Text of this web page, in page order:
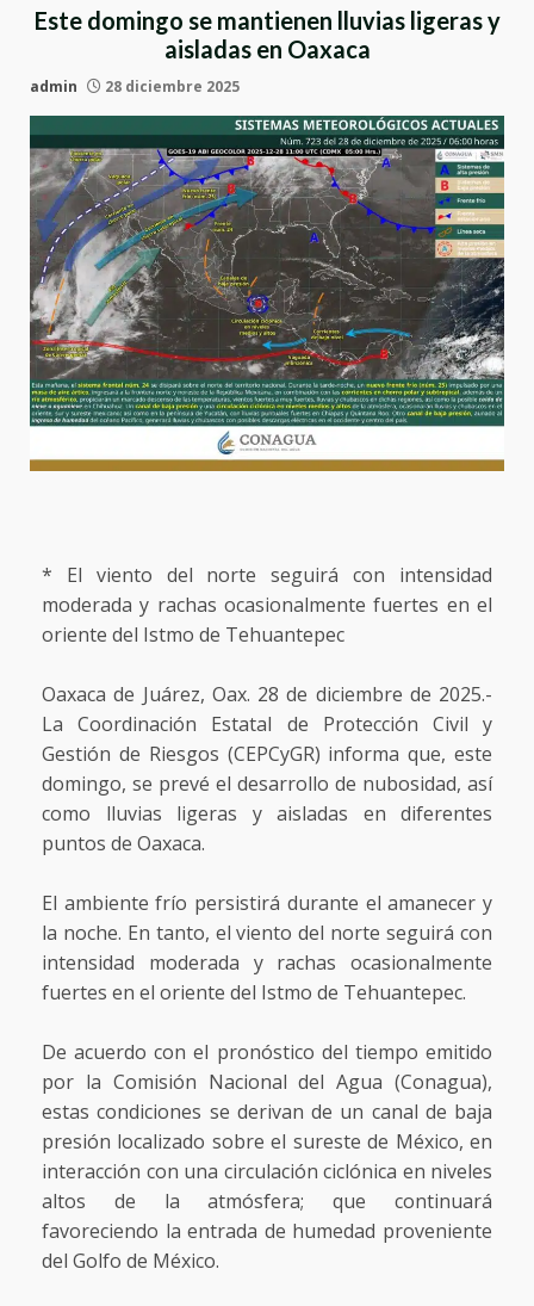
Este domingo se mantienen lluvias ligeras y
aisladas en Oaxaca
admin 28 diciembre 2025
* El viento del norte seguirá con intensidad
moderada y rachas ocasionalmente fuertes en el
oriente del Istmo de Tehuantepec
Oaxaca de Juárez, Oax. 28 de diciembre de 2025.-
La Coordinación Estatal de Protección Civil y
Gestión de Riesgos (CEPCyGR) informa que, este
domingo, se prevé el desarrollo de nubosidad, así
como lluvias ligeras y aisladas en diferentes
puntos de Oaxaca.
El ambiente frío persistirá durante el amanecer y
la noche. En tanto, el viento del norte seguirá con
intensidad moderada y rachas ocasionalmente
fuertes en el oriente del Istmo de Tehuantepec.
De acuerdo con el pronóstico del tiempo emitido
por la Comisión Nacional del Agua (Conagua),
estas condiciones se derivan de un canal de baja
presión localizado sobre el sureste de México, en
interacción con una circulación ciclónica en niveles
altos de la atmósfera; que continuará
favoreciendo la entrada de humedad proveniente
del Golfo de México.